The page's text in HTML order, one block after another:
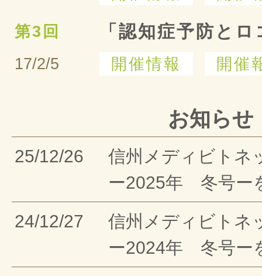
第3回
17/2/5
「認知症予防と
開催情報 開催
お知らせ
25/12/26
信州メディビトネ
ー2025年 冬号ー
24/12/27
信州メディビトネ
ー2024年 冬号ー